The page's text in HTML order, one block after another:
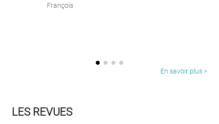
François
En savoir plus >
LES REVUES